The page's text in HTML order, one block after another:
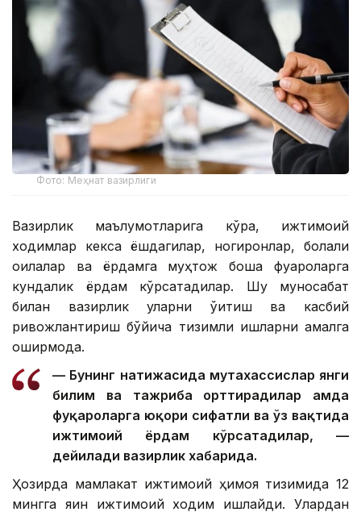
Фото: Меҳнат вазирлиги
Вазирлик маълумотларига кўра, ижтимоий
ходимлар кекса ёшдагилар, ногиронлар, болали
оилалар ва ёрдамга муҳтож бошқа фуқароларга
кундалик ёрдам кўрсатадилар. Шу муносабат
билан вазирлик уларни ўқитиш ва касбий
ривожлантириш бўйича тизимли ишларни амалга
оширмоқда.
— Бунинг натижасида мутахассислар янги
билим ва тажриба орттирадилар ҳамда
фуқароларга юқори сифатли ва ўз вақтида
ижтимоий ёрдам кўрсатадилар, —
дейилади вазирлик хабарида.
Ҳозирда мамлакат ижтимоий ҳимоя тизимида 12
мингга яқин ижтимоий ходим ишлайди. Улардан